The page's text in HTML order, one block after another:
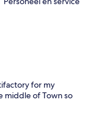
for my
middle of Town so